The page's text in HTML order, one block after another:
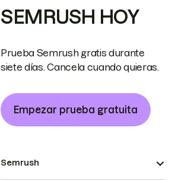
SEMRUSH HOY
Prueba Semrush gratis durante
siete días. Cancela cuando quieras.
Empezar prueba gratuita
Semrush